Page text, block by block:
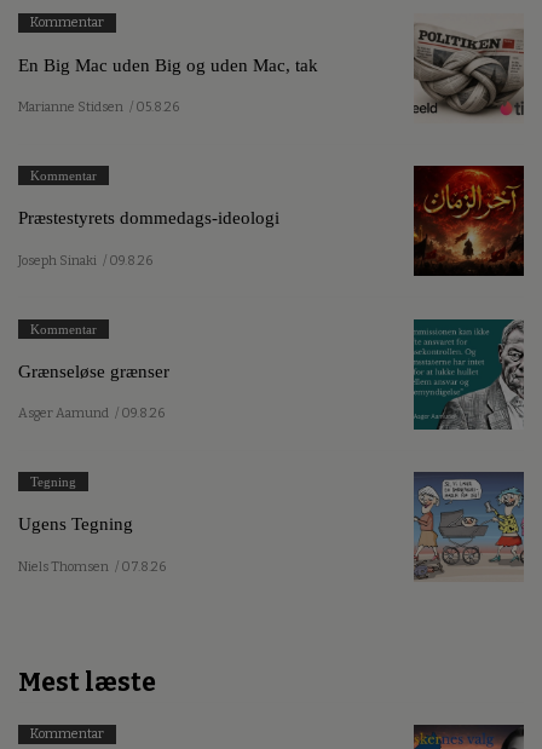
Kommentar
En Big Mac uden Big og uden Mac, tak
Marianne Stidsen / 05.8.26
Kommentar
Præstestyrets dommedags-ideologi
Joseph Sinaki / 09.8.26
Kommentar
Grænseløse grænser
Asger Aamund / 09.8.26
Tegning
Ugens Tegning
Niels Thomsen / 07.8.26
Mest læste
Kommentar